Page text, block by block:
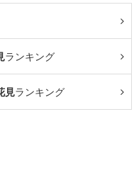
ランキング
見ランキング